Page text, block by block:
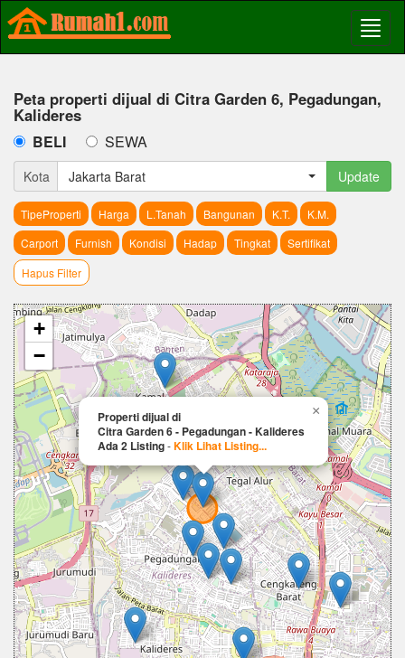
Peta properti dijual di Citra Garden 6, Pegadungan,
Kalideres
BELI SEWA
Kota Jakarta Barat Update
TipeProperti Harga L.Tanah Bangunan K.T.
K.M.
Carport
Furnish Kondisi Hadap Tingkat
Sertifikat
Hapus Filter
Properti dijual di
Citra Garden 6 - Pegadungan - Kalideres
Ada 2 Listing-Klik Lihat Listing...
×
+
−